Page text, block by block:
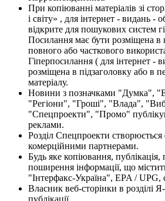
При копіюванні матеріалів зі
і світу» , для інтернет - видань -
відкрите для пошукових систем
Посилання має бути розміщена в
повного або часткового
Гіперпосилання ( для інтернет -
розміщена в підзаголовку або в
матеріалу.
Новини з позначками "Думка",
"Регіони", "Гроші", "Влада",
"Спецпроекти", "Промо"
реклами.
Розділ Спецпроекти створюється
комерційними партнерами.
Будь яке копіювання,
поширення інформації, що
"Інтерфакс-Україна", EPA / UPG,
Власник веб-сторінки в розділі
публікації.